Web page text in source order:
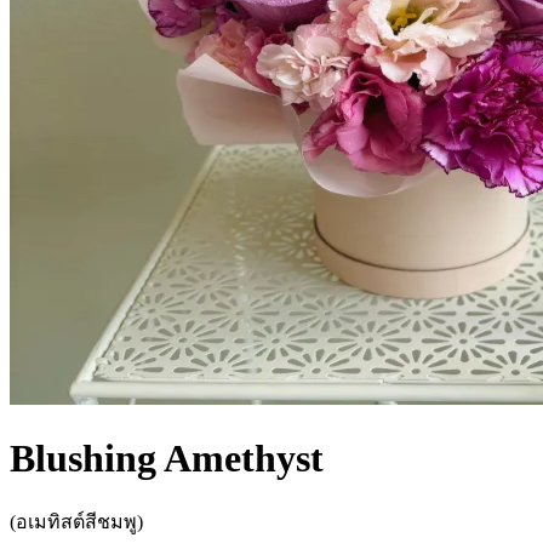
Blushing Amethyst
(อเมทิสต์สีชมพู)